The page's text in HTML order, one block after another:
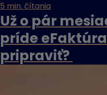
5 min. čítania
Už o pár
príde
pripraviť?